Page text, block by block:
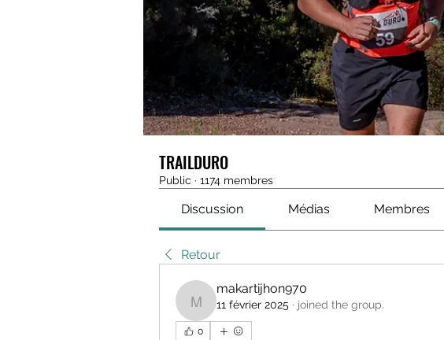
TRAILDURO
Public · 1174 membres
Discussion Médias Membres
Retour
makartijhon970
makartijhon970
11 février 2025 · joined the group.
0